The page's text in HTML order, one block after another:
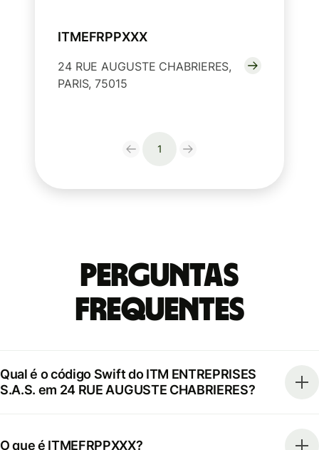
ITMEFRPPXXX
24 RUE AUGUSTE CHABRIERES,
PARIS, 75015
1
Perguntas
frequentes
Qual é o código Swift do ITM ENTREPRISES
S.A.S. em 24 RUE AUGUSTE CHABRIERES?
O que é ITMEFRPPXXX?